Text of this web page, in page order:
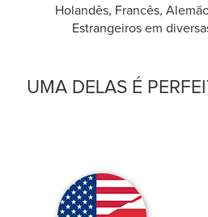
Holandês, Francês,
Estrangeiros em
UMA DELAS É